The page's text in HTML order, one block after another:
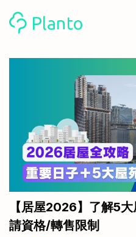
計劃買樓
計劃買樓第一步
全功能記賬
管理及分析所有戶口
管理MPF戶口
一次過管理所有強積
申請清卡數/私人貸款
CreFIT x Planto推
私人貸款
年利率/APR/年息比
投資戶口 (美股)
比較最抵美股投資戶
投資戶口 (港股)
比較最抵港股投資戶
投資加密貨幣
比較最抵Crypto交易
關於我們
Academy
Marketplace
【居屋2026】了解5
請資格/轉售限制